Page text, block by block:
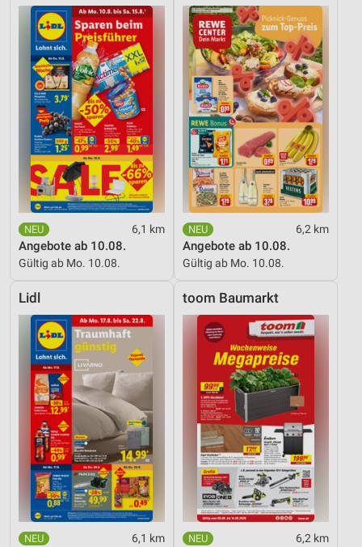
6,1 km
Angebote ab 10.08.
Gültig ab Mo. 10.08.
6,2 km
Angebote ab 10.08.
Gültig ab Mo. 10.08.
Lidl
6,1 km
toom Baumarkt
6,2 km